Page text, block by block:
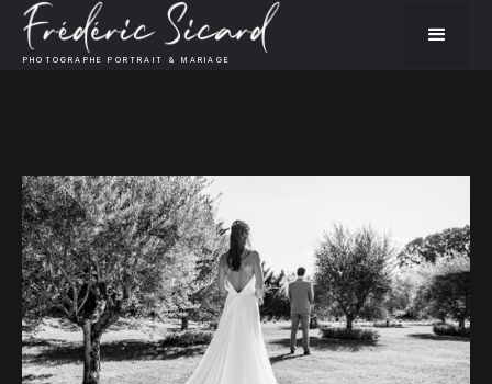
PHOTOGRAPHE PORTRAIT & MARIAGE